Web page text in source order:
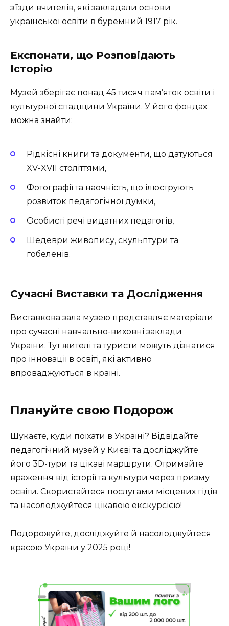
з’їзди вчителів, які закладали основи
української освіти в буремний 1917 рік.
Експонати, що Розповідають
Історію
Музей зберігає понад 45 тисяч пам’яток освіти і
культурної спадщини України. У його фондах
можна знайти:
Рідкісні книги та документи, що датуються
XV-XVII століттями,
Фотографії та наочність, що ілюструють
розвиток педагогічної думки,
Особисті речі видатних педагогів,
Шедеври живопису, скульптури та
гобеленів.
Сучасні Виставки та Дослідження
Виставкова зала музею представляє матеріали
про сучасні навчально-виховні заклади
України. Тут жителі та туристи можуть дізнатися
про інновації в освіті, які активно
впроваджуються в країні.
Плануйте свою Подорож
Шукаєте, куди поїхати в Україні? Відвідайте
педагогічний музей у Києві та досліджуйте
його 3D-тури та цікаві маршрути. Отримайте
враження від історії та культури через призму
освіти. Скористайтеся послугами місцевих гідів
та насолоджуйтеся цікавою екскурсією!
Подорожуйте, досліджуйте й насолоджуйтеся
красою України у 2025 році!